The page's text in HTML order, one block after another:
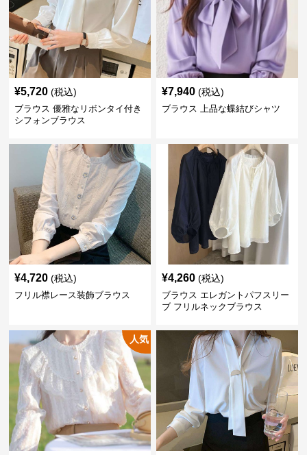
¥5,720 (税込)
ブラウス 優雅なリボンタイ付き
シフォンブラウス
¥7,940 (税込)
ブラウス 上品な蝶結びシャツ
¥4,720 (税込)
フリル襟レース装飾ブラウス
¥4,260 (税込)
ブラウス エレガントパフスリー
ブ フリルネックブラウス
人気